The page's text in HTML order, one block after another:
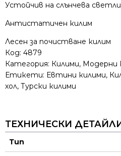
Устойчив на слънчева
Антистатичен килим
Лесен за почистване килим
Код: 4879
Категория: Килими, Модерни
Етикети: Евтини килими,
хол, Турски килими
ТЕХНИЧЕСКИ
Тип